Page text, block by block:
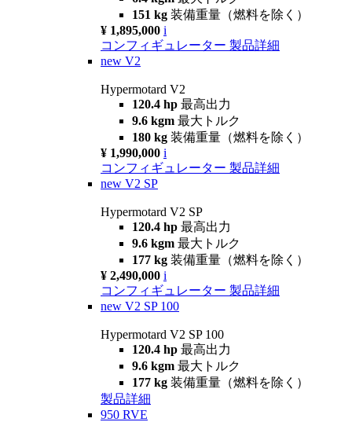
151 kg 装備重量（燃料を除く）
¥ 1,895,000 i
コンフィギュレーター 製品詳細
new V2
Hypermotard V2
120.4 hp 最高出力
9.6 kgm 最大トルク
180 kg 装備重量（燃料を除く）
¥ 1,990,000 i
コンフィギュレーター 製品詳細
new V2 SP
Hypermotard V2 SP
120.4 hp 最高出力
9.6 kgm 最大トルク
177 kg 装備重量（燃料を除く）
¥ 2,490,000 i
コンフィギュレーター 製品詳細
new V2 SP 100
Hypermotard V2 SP 100
120.4 hp 最高出力
9.6 kgm 最大トルク
177 kg 装備重量（燃料を除く）
製品詳細
950 RVE